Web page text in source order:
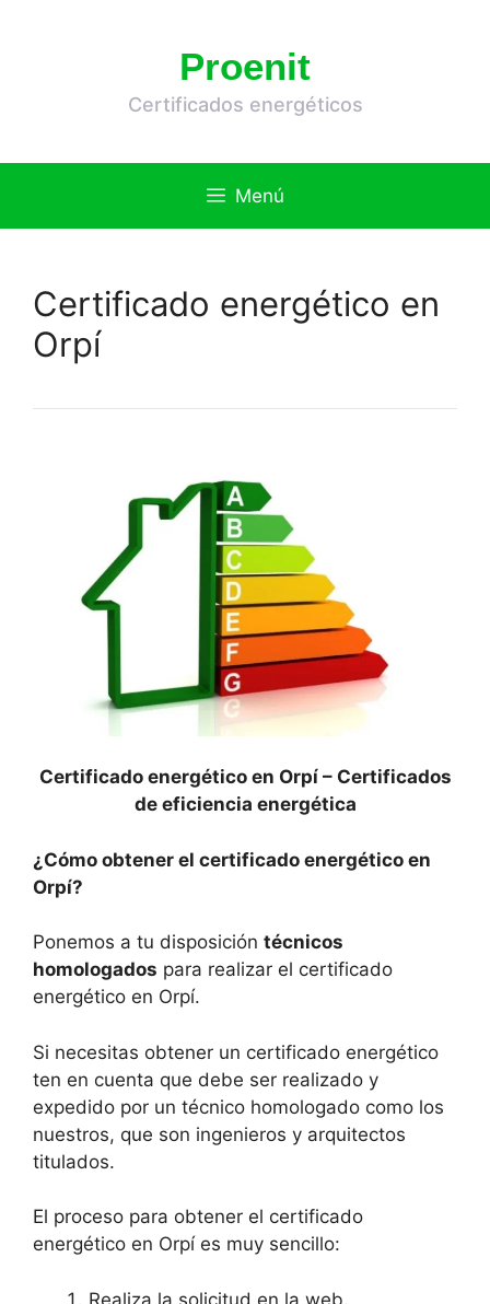
Proenit
Certificados energéticos
Menú
Certificado energético en
Orpí
Certificado energético en Orpí – Certificados
de eficiencia energética
¿Cómo obtener el certificado energético en
Orpí?
Ponemos a tu disposición técnicos
homologados para realizar el certificado
energético en Orpí.
Si necesitas obtener un certificado energético
ten en cuenta que debe ser realizado y
expedido por un técnico homologado como los
nuestros, que son ingenieros y arquitectos
titulados.
El proceso para obtener el certificado
energético en Orpí es muy sencillo:
Realiza la solicitud en la web.